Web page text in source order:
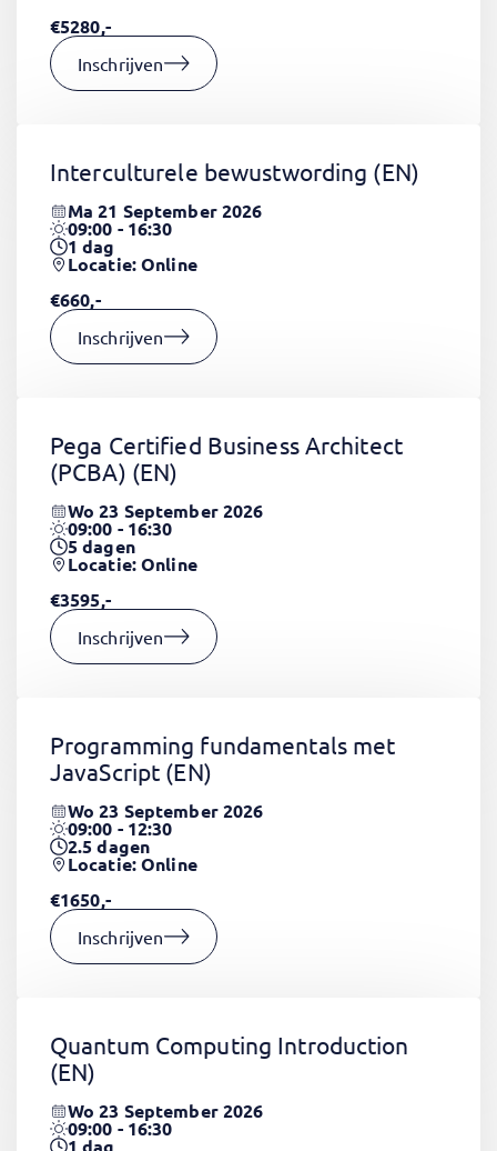
€5280,-
Inschrijven
Interculturele bewustwording (EN)
Ma 21 September 2026
09:00 - 16:30
1dag
Locatie: Online
€660,-
Inschrijven
Pega Certified Business Architect
(PCBA) (EN)
Wo 23 September 2026
09:00 - 16:30
5dagen
Locatie: Online
€3595,-
Inschrijven
Programming fundamentals met
JavaScript (EN)
Wo 23 September 2026
09:00 - 12:30
2.5dagen
Locatie: Online
€1650,-
Inschrijven
Quantum Computing Introduction
(EN)
Wo 23 September 2026
09:00 - 16:30
1dag